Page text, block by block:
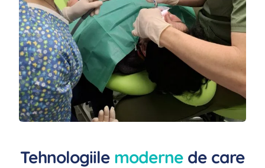
Tehnologiile moderne de care